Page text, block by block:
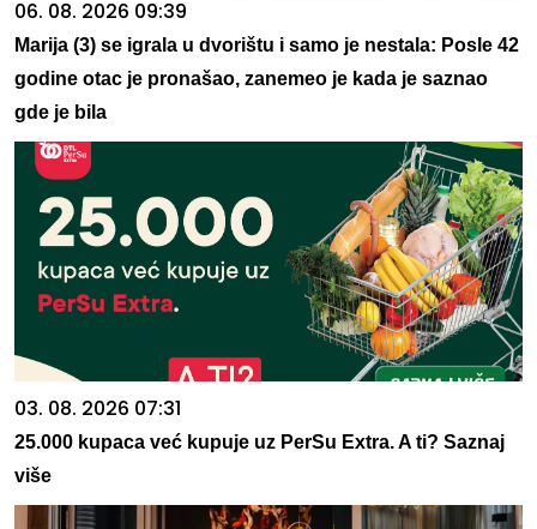
06. 08. 2026 09:39
Marija (3) se igrala u dvorištu i samo je nestala: Posle 42
godine otac je pronašao, zanemeo je kada je saznao
gde je bila
03. 08. 2026 07:31
25.000 kupaca već kupuje uz PerSu Extra. A ti? Saznaj
više